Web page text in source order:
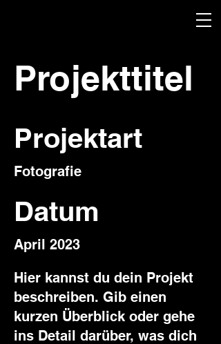
Projekttitel
Projektart
Fotografie
Datum
April 2023
Hier kannst du dein Projekt
beschreiben. Gib einen
kurzen Überblick oder gehe
ins Detail darüber, was dich